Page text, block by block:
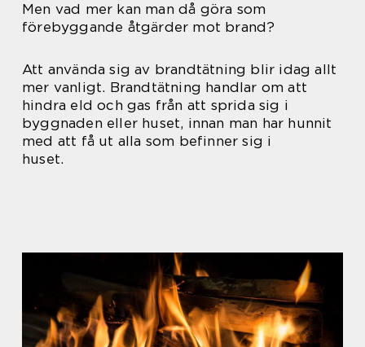
Men vad mer kan man då göra som
förebyggande åtgärder mot brand?
Att använda sig av brandtätning blir idag allt
mer vanligt. Brandtätning handlar om att
hindra eld och gas från att sprida sig i
byggnaden eller huset, innan man har hunnit
med att få ut alla som befinner sig i
huset.